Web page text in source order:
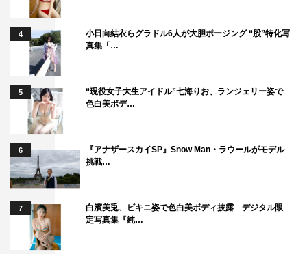
4
小日向結衣らグラドル6人が大胆ポージング “股”特化写
真集「…
5
“現役女子大生アイドル”七海りお、ランジェリー姿で
色白美ボデ…
6
『アナザースカイSP』Snow Man・ラウールがモデル
挑戦…
7
白濱美兎、ビキニ姿で色白美ボディ披露 デジタル限
定写真集『純…